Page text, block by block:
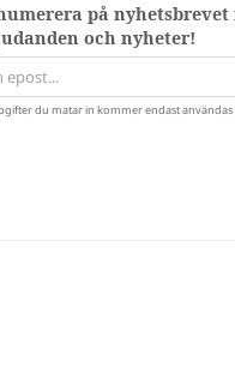
på
och nyheter!
du matar in kommer endast